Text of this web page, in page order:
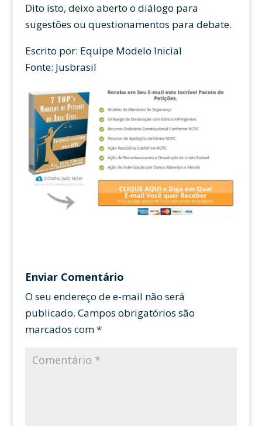
Dito isto, deixo aberto o diálogo para
sugestões ou questionamentos para debate.
Escrito por: Equipe Modelo Inicial
Fonte: Jusbrasil
Enviar Comentário
O seu endereço de e-mail não será
publicado. Campos obrigatórios são
marcados com*